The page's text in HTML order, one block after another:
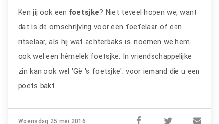
Ken jij ook een foetsjke? Niet teveel hopen we, want
dat is de omschrijving voor een foefelaar of een
ritselaar, als hij wat achterbaks is, noemen we hem
ook wel een hêmelek foetsjke. In vriendschappelijke
zin kan ook wel 'Gè 's foetsjke', voor iemand die u een
poets bakt.
Woensdag 25 mei 2016